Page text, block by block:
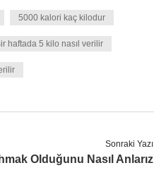
5000 kalori kaç kilodur
haftada 5 kilo nasıl verilir
Sonraki Yazı
Olduğunu Nasıl Anlarız